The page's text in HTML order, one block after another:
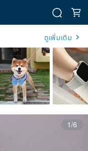
ดูเพิ่มเติม
1/6